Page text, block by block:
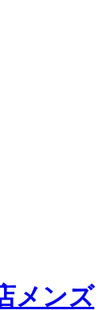
メンズ